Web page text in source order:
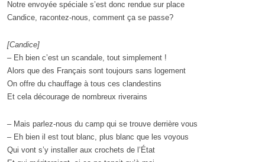
Notre envoyée spéciale s’est donc rendue sur place
Candice, racontez-nous, comment ça se passe?
[Candice]
– Eh bien c’est un scandale, tout simplement !
Alors que des Français sont toujours sans logement
On offre du chauffage à tous ces clandestins
Et cela décourage de nombreux riverains
– Mais parlez-nous du camp qui se trouve derrière vous
– Eh bien il est tout blanc, plus blanc que les voyous
Qui vont s’y installer aux crochets de l’État